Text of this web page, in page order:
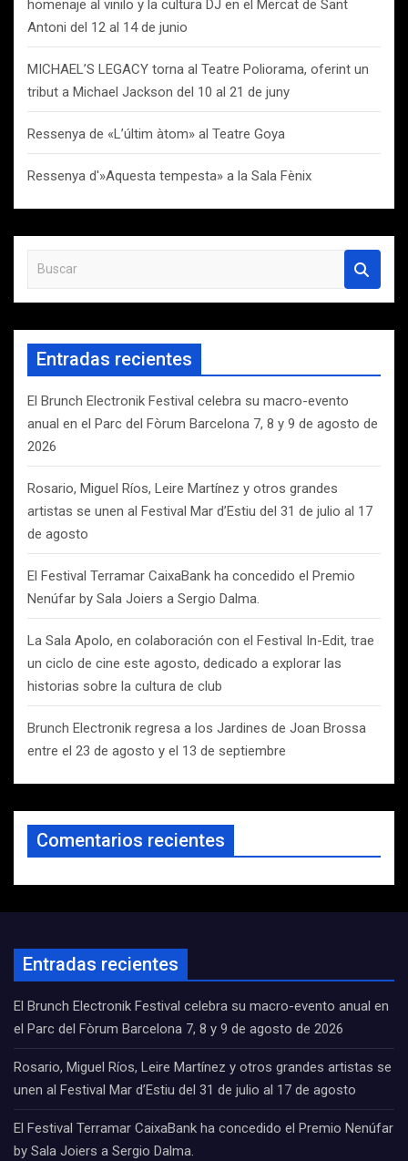
homenaje al vinilo y la cultura DJ en el Mercat de Sant
Antoni del 12 al 14 de junio
MICHAEL’S LEGACY torna al Teatre Poliorama, oferint un
tribut a Michael Jackson del 10 al 21 de juny
Ressenya de «L’últim àtom» al Teatre Goya
Ressenya d'»Aquesta tempesta» a la Sala Fènix
s
c
r
Entradas recientes
El Brunch Electronik Festival celebra su macro-evento
anual en el Parc del Fòrum Barcelona 7, 8 y 9 de agosto de
2026
Rosario, Miguel Ríos, Leire Martínez y otros grandes
artistas se unen al Festival Mar d’Estiu del 31 de julio al 17
de agosto
El Festival Terramar CaixaBank ha concedido el Premio
Nenúfar by Sala Joiers a Sergio Dalma.
La Sala Apolo, en colaboración con el Festival In-Edit, trae
un ciclo de cine este agosto, dedicado a explorar las
historias sobre la cultura de club
Brunch Electronik regresa a los Jardines de Joan Brossa
entre el 23 de agosto y el 13 de septiembre
Comentarios recientes
Entradas recientes
El Brunch Electronik Festival celebra su macro-evento anual en
el Parc del Fòrum Barcelona 7, 8 y 9 de agosto de 2026
Rosario, Miguel Ríos, Leire Martínez y otros grandes artistas se
unen al Festival Mar d’Estiu del 31 de julio al 17 de agosto
El Festival Terramar CaixaBank ha concedido el Premio Nenúfar
by Sala Joiers a Sergio Dalma.